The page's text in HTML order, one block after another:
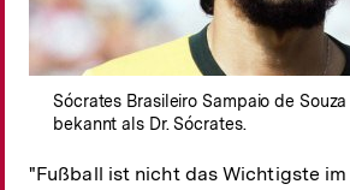
Sócrates Brasileiro Sampaio de
bekannt als Dr. Sócrates.
"Fußball ist nicht das Wichtigste im